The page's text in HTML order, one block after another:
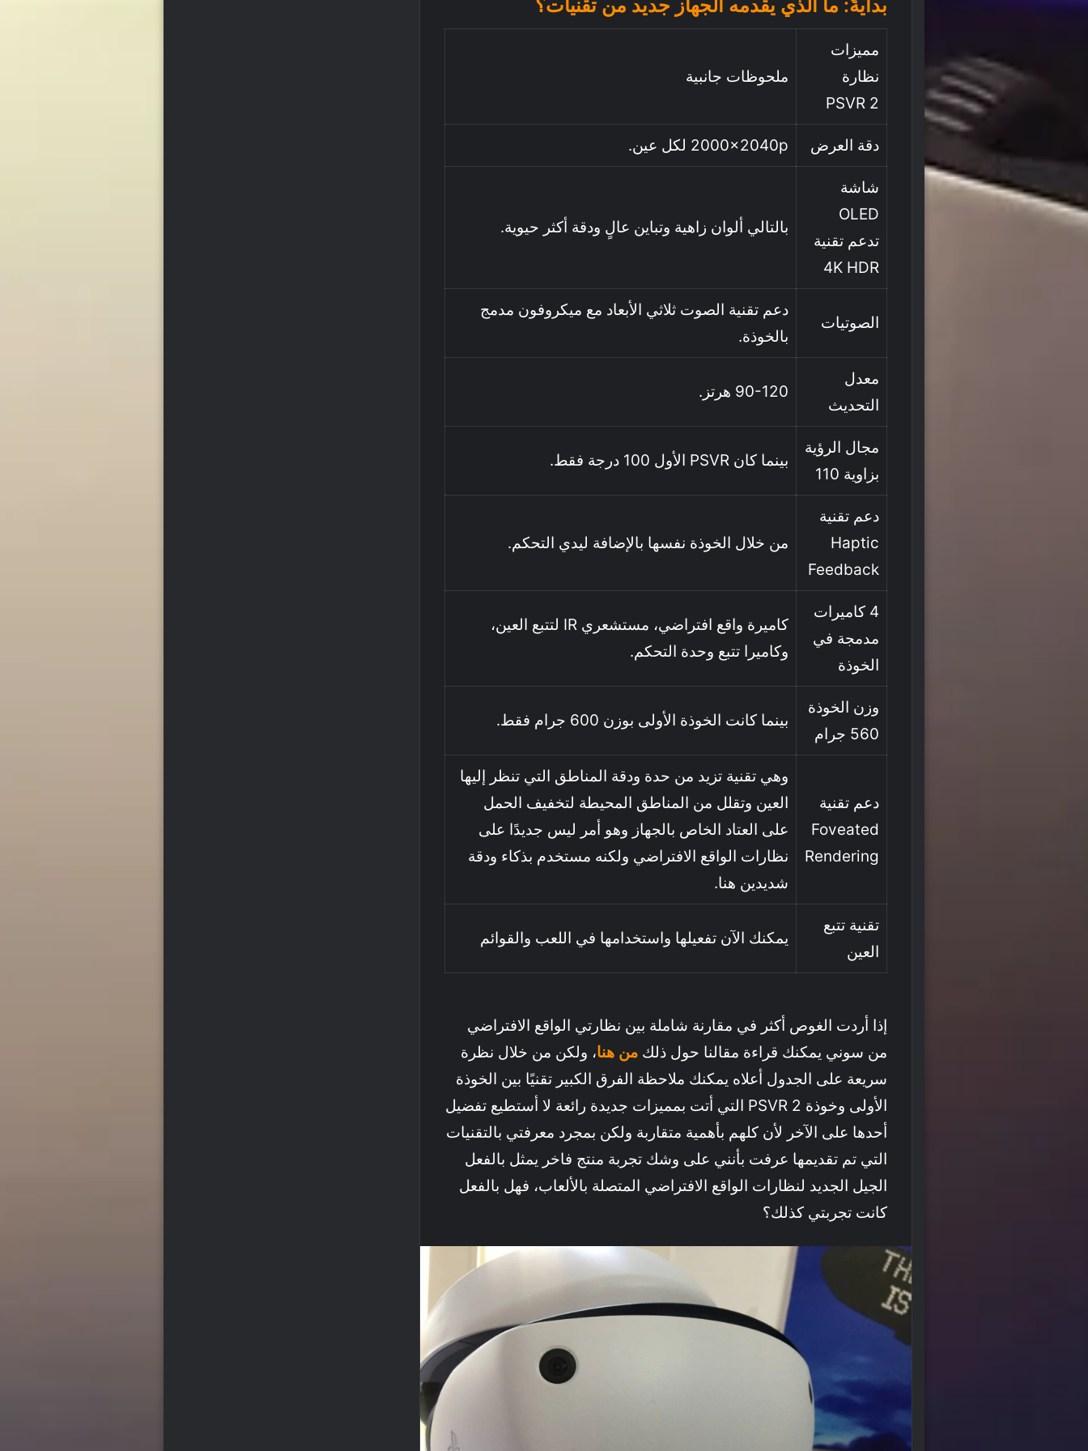
بدايةً: ما الذي يقدمه الجهاز جديد من تقنيات؟
مميزات
نظارة
PSVR 2
ملحوظات جانبية
دقة العرض 2000x2040p لكل عين.
شاشة
OLED
تدعم تقنية
4K HDR
بالتالي ألوان زاهية وتباين عالٍ ودقة أكثر حيوية.
الصوتيات
دعم تقنية الصوت ثلاثي الأبعاد مع ميكروفون مدمج
بالخوذة.
معدل
التحديث
90-120 هرتز.
مجال الرؤية
بزاوية 110
بينما كان PSVR الأول 100 درجة فقط.
دعم تقنية
Haptic
Feedback
من خلال الخوذة نفسها بالإضافة ليدي التحكم.
4 كاميرات
مدمجة في
الخوذة
كاميرة واقع افتراضي، مستشعري IR لتتبع العين،
وكاميرا تتبع وحدة التحكم.
وزن الخوذة
560 جرام
بينما كانت الخوذة الأولى بوزن 600 جرام فقط.
دعم تقنية
Foveated
Rendering
وهي تقنية تزيد من حدة ودقة المناطق التي تنظر إليها
العين وتقلل من المناطق المحيطة لتخفيف الحمل
على العتاد الخاص بالجهاز وهو أمر ليس جديدًا على
نظارات الواقع الافتراضي ولكنه مستخدم بذكاء ودقة
شديدين هنا.
تقنية تتبع
العين
يمكنك الآن تفعيلها واستخدامها في اللعب والقوائم
إذا أردت الغوص أكثر في مقارنة شاملة بين نظارتي الواقع الافتراضي
من سوني يمكنك قراءة مقالنا حول ذلك من هنا، ولكن من خلال نظرة
سريعة على الجدول أعلاه يمكنك ملاحظة الفرق الكبير تقنيًا بين الخوذة
الأولى وخوذة PSVR 2 التي أتت بمميزات جديدة رائعة لا أستطيع تفضيل
أحدها على الآخر لأن كلهم بأهمية متقاربة ولكن بمجرد معرفتي بالتقنيات
التي تم تقديمها عرفت بأنني على وشك تجربة منتج فاخر يمثل بالفعل
الجيل الجديد لنظارات الواقع الافتراضي المتصلة بالألعاب، فهل بالفعل
كانت تجربتي كذلك؟